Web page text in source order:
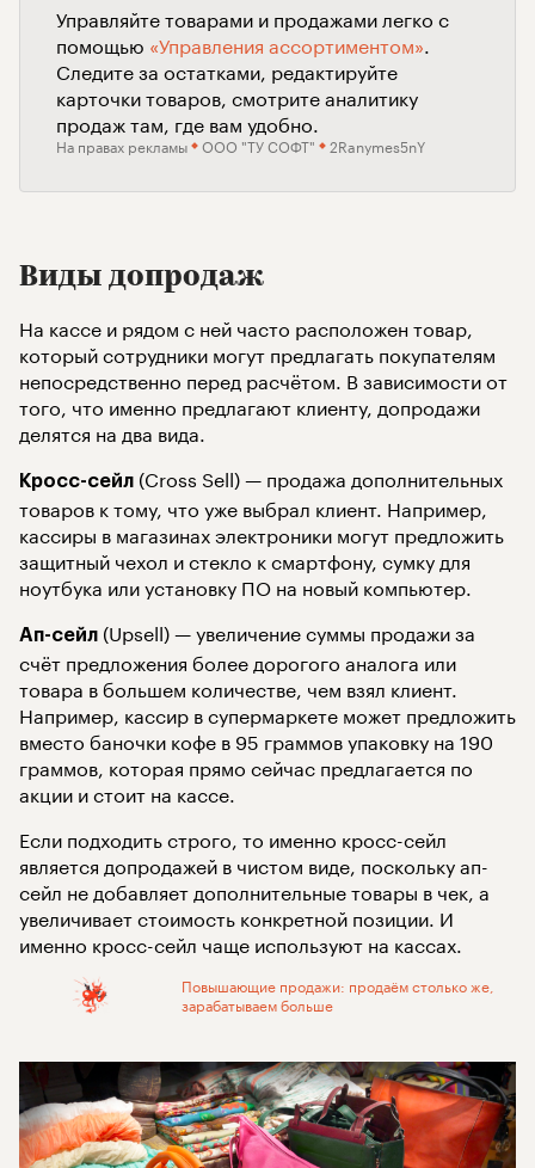
Управляйте товарами и продажами легко с
помощью «Управления ассортиментом»
Следите за остатками, редактируйте
карточки товаров, смотрите аналитику
продаж там, где вам удобно.
На правах рекламы ООО "ТУ СОФТ" 2Ranymes5nY
Виды допродаж
На кассе и рядом с ней часто расположен товар,
который сотрудники могут предлагать покупателям
непосредственно перед расчётом. В зависимости от
того, что именно предлагают клиенту, допродажи
делятся на два вида.
Кросс-сейл (Cross Sell) — продажа дополнительных
товаров к тому, что уже выбрал клиент. Например,
кассиры в магазинах электроники могут предложить
защитный чехол и стекло к смартфону, сумку для
ноутбука или установку ПО на новый компьютер.
Ап-сейл (Upsell) — увеличение суммы продажи за
счёт предложения более дорогого аналога или
товара в большем количестве, чем взял клиент.
Например, кассир в супермаркете может предложить
вместо баночки кофе в 95 граммов упаковку на 190
граммов, которая прямо сейчас предлагается по
акции и стоит на кассе.
Если подходить строго, то именно кросс-сейл
является допродажей в чистом виде, поскольку ап-
сейл не добавляет дополнительные товары в чек, а
увеличивает стоимость конкретной позиции. И
именно кросс-сейл чаще используют на кассах.
Повышающие продажи: продаём столько же,
зарабатываем больше